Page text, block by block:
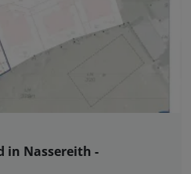
in Nassereith -